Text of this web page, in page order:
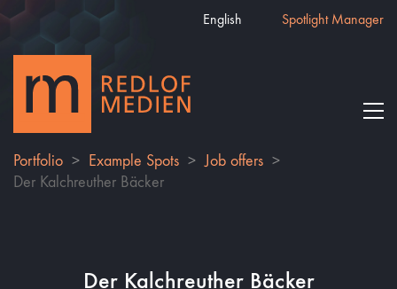
English Spotlight Manager
Portfolio > Example Spots > Job offers >
Der Kalchreuther Bäcker
Der Kalchreuther Bäcker